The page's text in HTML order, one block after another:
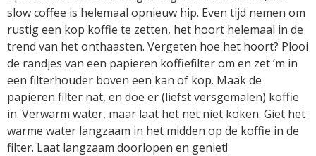
slow coffee is helemaal opnieuw hip. Even tijd nemen om
rustig een kop koffie te zetten, het hoort helemaal in de
trend van het onthaasten. Vergeten hoe het hoort? Plooi
de randjes van een papieren koffiefilter om en zet ‘m in
een filterhouder boven een kan of kop. Maak de
papieren filter nat, en doe er (liefst versgemalen) koffie
in. Verwarm water, maar laat het net niet koken. Giet het
warme water langzaam in het midden op de koffie in de
filter. Laat langzaam doorlopen en geniet!